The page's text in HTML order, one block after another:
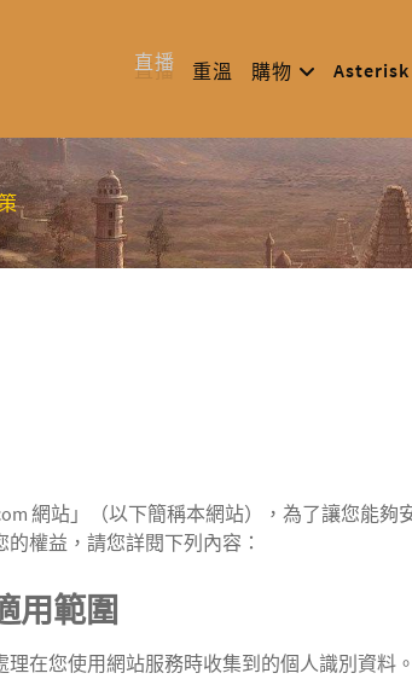
直播 重溫 購物 Asterisk
網站」（以下簡稱本網站），為了讓您能
權益，請您詳閱下列內容：
用範圍
在您使用網站服務時收集到的個人識別資料